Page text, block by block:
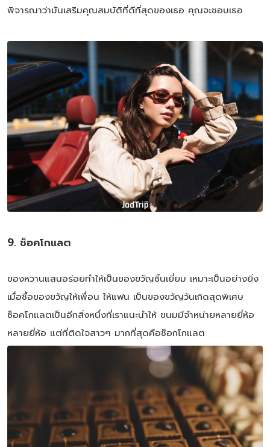
พิจารณาว่ามันเสริมคุณสมบัติที่ดีที่สุดของเธอ คุณจะชอบเธอ
9. ช็อคโกแลต
ของหวานแสนอร่อยทำให้เป็นของขวัญชิ้นเยี่ยม เหมาะเป็นอย่างยิ่ง
เมื่อซื้อของขวัญให้เพื่อน ให้แฟน เป็นของขวัญวันเกิดสุดพิเศษ
ช็อคโกแลตเป็นอีกสิ่งหนึ่งที่เราแนะนำให้ ขนมมีจำหน่ายหลายยี่ห้อ
หลายยี่ห้อ แต่ที่ติดใจสาวๆ มากที่สุดคือช็อกโกแลต